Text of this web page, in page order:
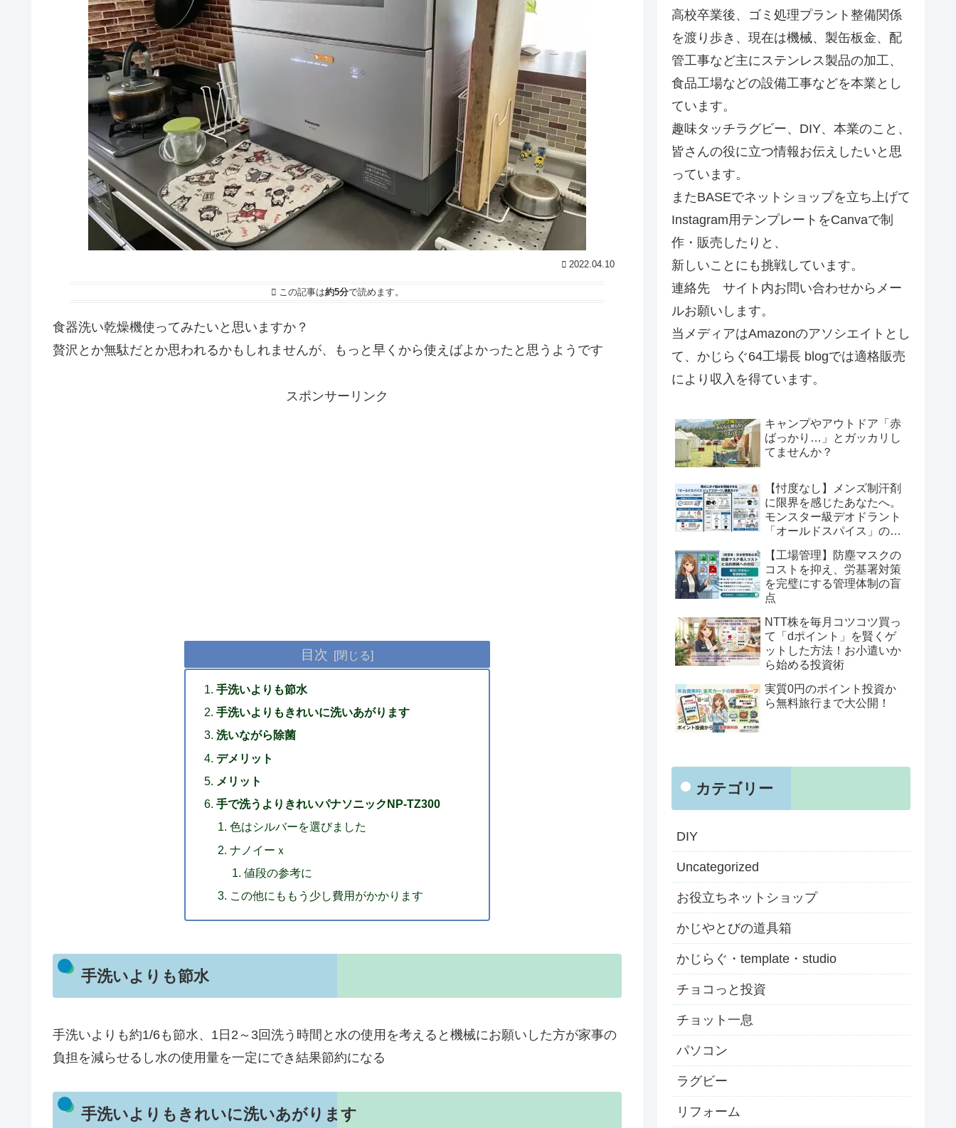
2022.04.10
この記事は約5分で読めます。
食器洗い乾燥機使ってみたいと思いますか？
贅沢とか無駄だとか思われるかもしれませんが、もっと早くから使えばよかったと思うようです
スポンサーリンク
目次
手洗いよりも節水
手洗いよりもきれいに洗いあがります
洗いながら除菌
デメリット
メリット
手で洗うよりきれいパナソニックNP-TZ300
色はシルバーを選びました
ナノイーｘ
値段の参考に
この他にももう少し費用がかかります
手洗いよりも節水
手洗いよりも約1/6も節水、1日2～3回洗う時間と水の使用を考えると機械にお願いした方が家事の
負担を減らせるし水の使用量を一定にでき結果節約になる
手洗いよりもきれいに洗いあがります
高校卒業後、ゴミ処理プラント整備関係
を渡り歩き、現在は機械、製缶板金、配
管工事など主にステンレス製品の加工、
食品工場などの設備工事などを本業とし
ています。
趣味タッチラグビー、DIY、本業のこと、
皆さんの役に立つ情報お伝えしたいと思
っています。
またBASEでネットショップを立ち上げて
Instagram用テンプレートをCanvaで制
作・販売したりと、
新しいことにも挑戦しています。
連絡先 サイト内お問い合わせからメー
ルお願いします。
当メディアはAmazonのアソシエイトとし
て、かじらぐ64工場長 blogでは適格販売
により収入を得ています。
キャンプやアウトドア「赤
ばっかり…」とガッカリし
てませんか？
【忖度なし】メンズ制汗剤
に限界を感じたあなたへ。
モンスター級デオドラント
「オールドスパイス」の実
【工場管理】防塵マスクの
コストを抑え、労基署対策
を完璧にする管理体制の盲
点
NTT株を毎月コツコツ買っ
て「dポイント」を賢くゲ
ットした方法！お小遣いか
ら始める投資術
実質0円のポイント投資か
ら無料旅行まで大公開！
カテゴリー
DIY
Uncategorized
お役立ちネットショップ
かじやとびの道具箱
かじらぐ・template・studio
チョコっと投資
チョット一息
パソコン
ラグビー
リフォーム